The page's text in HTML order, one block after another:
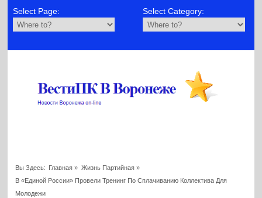
Select Page: Select Category:
Вы Здесь: Главная » Жизнь Партийная»
В «Единой России» Провели Тренинг По Сплачиванию Коллектива Для
Молодежи